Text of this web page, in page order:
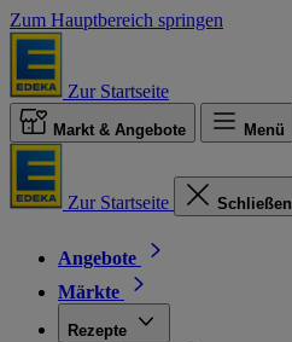
Zum Hauptbereich springen
Zur Startseite
Markt & Angebote Menü
Zur Startseite Schließen
Angebote
Märkte
Rezepte